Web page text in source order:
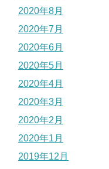
2020年8月
2020年7月
2020年6月
2020年5月
2020年4月
2020年3月
2020年2月
2020年1月
2019年12月